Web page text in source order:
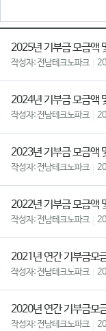
2025년 기부금 모금액
전남테크노파크
2024년 기부금 모금액
전남테크노파크
2023년 기부금 모금액
전남테크노파크
2022년 기부금 모금액
전남테크노파크
2021년 연간 기부금모
전남테크노파크
2020년 연간 기부금모
전남테크노파크